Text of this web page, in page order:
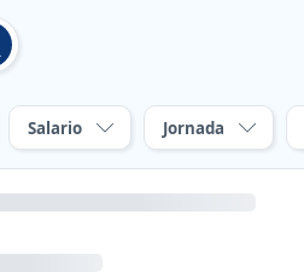
Salario Jornada